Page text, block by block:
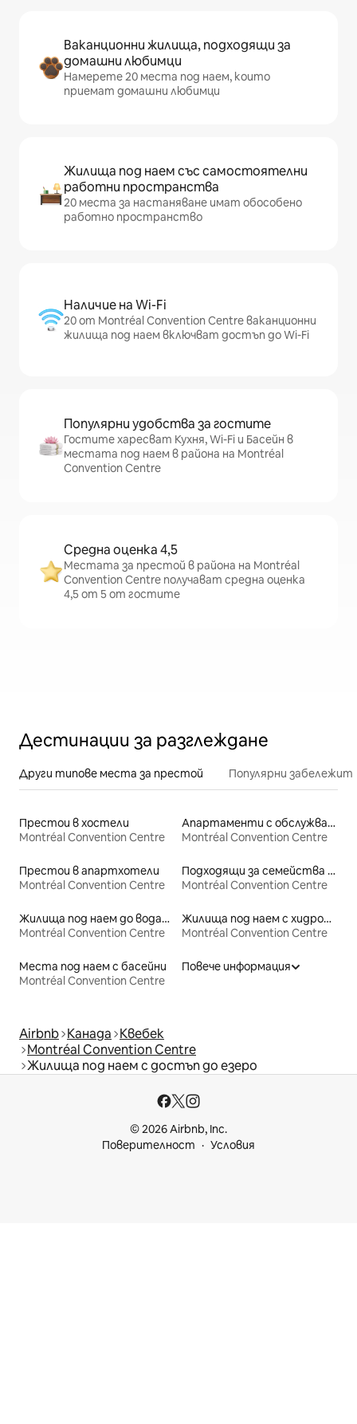
Ваканционни жилища, подходящи за
домашни любимци
Намерете 20 места под наем, които
приемат домашни любимци
Жилища под наем със самостоятелни
работни пространства
20 места за настаняване имат обособено
работно пространство
Наличие на Wi-Fi
20 от Montréal Convention Centre ваканционни
жилища под наем включват достъп до Wi-Fi
Популярни удобства за гостите
Гостите харесват Кухня, Wi-Fi и Басейн в
местата под наем в района на Montréal
Convention Centre
Средна оценка 4,5
Местата за престой в района на Montréal
Convention Centre получават средна оценка
4,5 от 5 от гостите
Дестинации за разглеждане
Други типове места за престой Популярни
Престои в хостели
Montréal Convention Centre
Апартаменти с обслужване под наем
Montréal Convention Centre
Престои в апартхотели
Montréal Convention Centre
Подходящи за семейства места под наем
Montréal Convention Centre
Жилища под наем до водата
Montréal Convention Centre
Жилища под наем с хидромасажна вана
Montréal Convention Centre
Места под наем с басейни
Montréal Convention Centre
Повече информация
Airbnb Канада Квебек
Montréal Convention Centre
Жилища под наем с достъп до езеро
© 2026 Airbnb, Inc.
Поверителност
Условия